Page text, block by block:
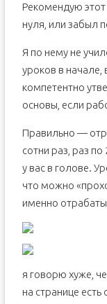
Рекомендую этот
нуля, или забыл
Я по нему не
уроков в начале,
компетентно
основы, если
Правильно —
сотни раз, раз по
у вас в голове.
что можно
именно
я говорю хуже,
на странице